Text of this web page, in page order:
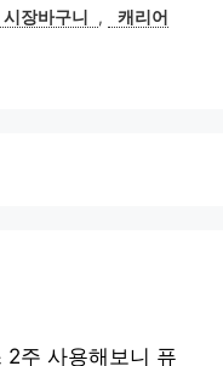
시장바구니 ,
캐리어
2주 사용해보니 퓨